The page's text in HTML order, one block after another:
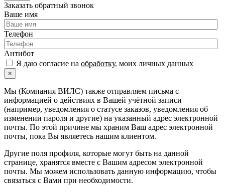
Заказать обратный звонок
Ваше имя
Телефон
Антибот
Я даю согласие на обработку. моих личных данных
×
Мы (Компания ВИЛС) также отправляем письма с
информацией о действиях в Вашей учётной записи
(например, уведомления о статусе заказов, уведомления об
изменении пароля и другие) на указанный адрес электронной
почты. По этой причине мы храним Ваш адрес электронной
почты, пока Вы являетесь нашим клиентом.
Другие поля профиля, которые могут быть на данной
странице, хранятся вместе с Вашим адресом электронной
почты. Мы можем использовать данную информацию, чтобы
связаться с Вами при необходимости.